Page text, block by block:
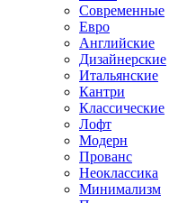
Современные
Евро
Английские
Дизайнерские
Итальянские
Кантри
Классические
Лофт
Модерн
Прованс
Неоклассика
Минимализм